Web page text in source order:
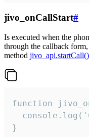
jivo_onCallStart#
Is executed when the
through the callback
method jivo_api.startCall()
function
}